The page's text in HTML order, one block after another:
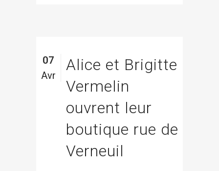
07
Avr
Alice et Brigitte
Vermelin
ouvrent leur
boutique rue de
Verneuil